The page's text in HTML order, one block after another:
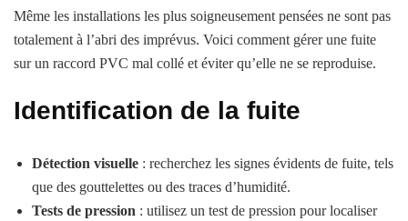
Même les installations les plus soigneusement pensées ne sont pas
totalement à l’abri des imprévus. Voici comment gérer une fuite
sur un raccord PVC mal collé et éviter qu’elle ne se reproduise.
Identification de la fuite
Détection visuelle : recherchez les signes évidents de fuite, tels
que des gouttelettes ou des traces d’humidité.
Tests de pression : utilisez un test de pression pour localiser